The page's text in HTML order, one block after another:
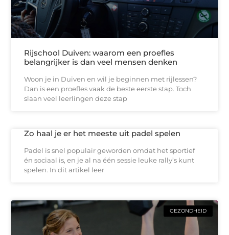
Rijschool Duiven: waarom een proefles
belangrijker is dan veel mensen denken
Woon je in Duiven en wil je beginnen met rijlessen?
Dan is een proefles vaak de beste eerste stap. Toch
slaan veel leerlingen deze stap
Zo haal je er het meeste uit padel spelen
Padel is snel populair geworden omdat het sportief
én sociaal is, en je al na één sessie leuke rally’s kunt
spelen. In dit artikel leer
GEZONDHEID